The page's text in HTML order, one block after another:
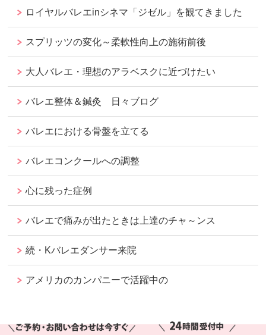
ロイヤルバレエinシネマ「ジゼル」を観てきました
スプリッツの変化～柔軟性向上の施術前後
大人バレエ・理想のアラベスクに近づけたい
バレエ整体＆鍼灸 日々ブログ
バレエにおける骨盤を立てる
バレエコンクールへの調整
心に残った症例
バレエで痛みが出たときは上達のチャ～ンス
続・Kバレエダンサー来院
アメリカのカンパニーで活躍中の